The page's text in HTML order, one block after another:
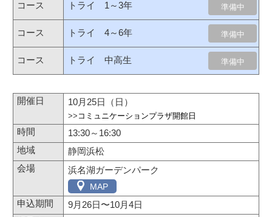
トライ 1～3年 準備中
トライ 4～6年 準備中
トライ 中高生 準備中
10月25日（日）
>> コミュニケーションプラザ開館日
13:30～16:30
静岡浜松
浜名湖ガーデンパーク
MAP
9月26日〜10月4日